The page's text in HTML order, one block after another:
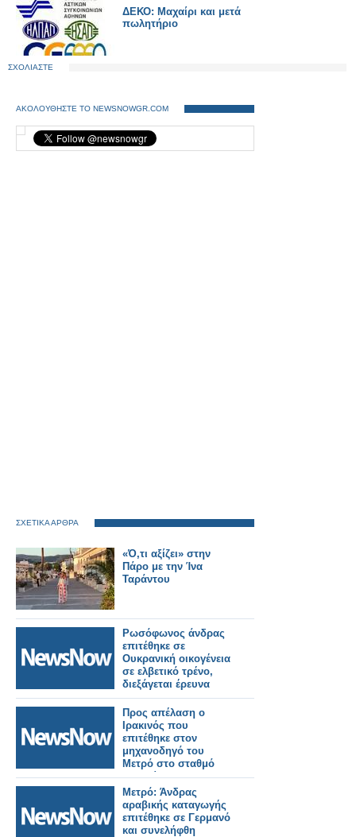
ΔΕΚΟ: Μαχαίρι και μετά
πωλητήριο
ΣΧΟΛΙΑΣΤΕ
ΑΚΟΛΟΥΘΗΣΤΕ ΤΟ NEWSNOWGR.COM
ΣΧΕΤΙΚΑ ΑΡΘΡΑ
«Ό,τι αξίζει» στην
Πάρο με την Ίνα
Ταράντου
Ρωσόφωνος άνδρας
επιτέθηκε σε
Ουκρανική οικογένεια
σε ελβετικό τρένο,
διεξάγεται έρευνα
Προς απέλαση ο
Ιρακινός που
επιτέθηκε στον
μηχανοδηγό του
Μετρό στο σταθμό
«Δουκίσσης
Πλακεντίας
Μετρό: Άνδρας
αραβικής καταγωγής
επιτέθηκε σε Γερμανό
και συνελήφθη